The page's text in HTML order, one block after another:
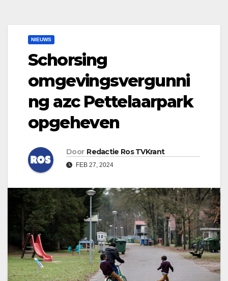
NIEUWS
Schorsing
omgevingsvergunni
ng azc Pettelaarpark
opgeheven
Door Redactie Ros TVKrant
FEB 27, 2024